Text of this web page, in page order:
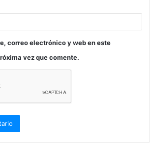
correo electrónico y web en este
vez que comente.